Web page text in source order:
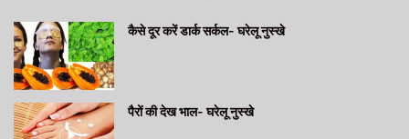
कैसे दूर करें डार्क सर्कल- घरेलू नुस्खे
पैरों की देख भाल- घरेलू नुस्खे